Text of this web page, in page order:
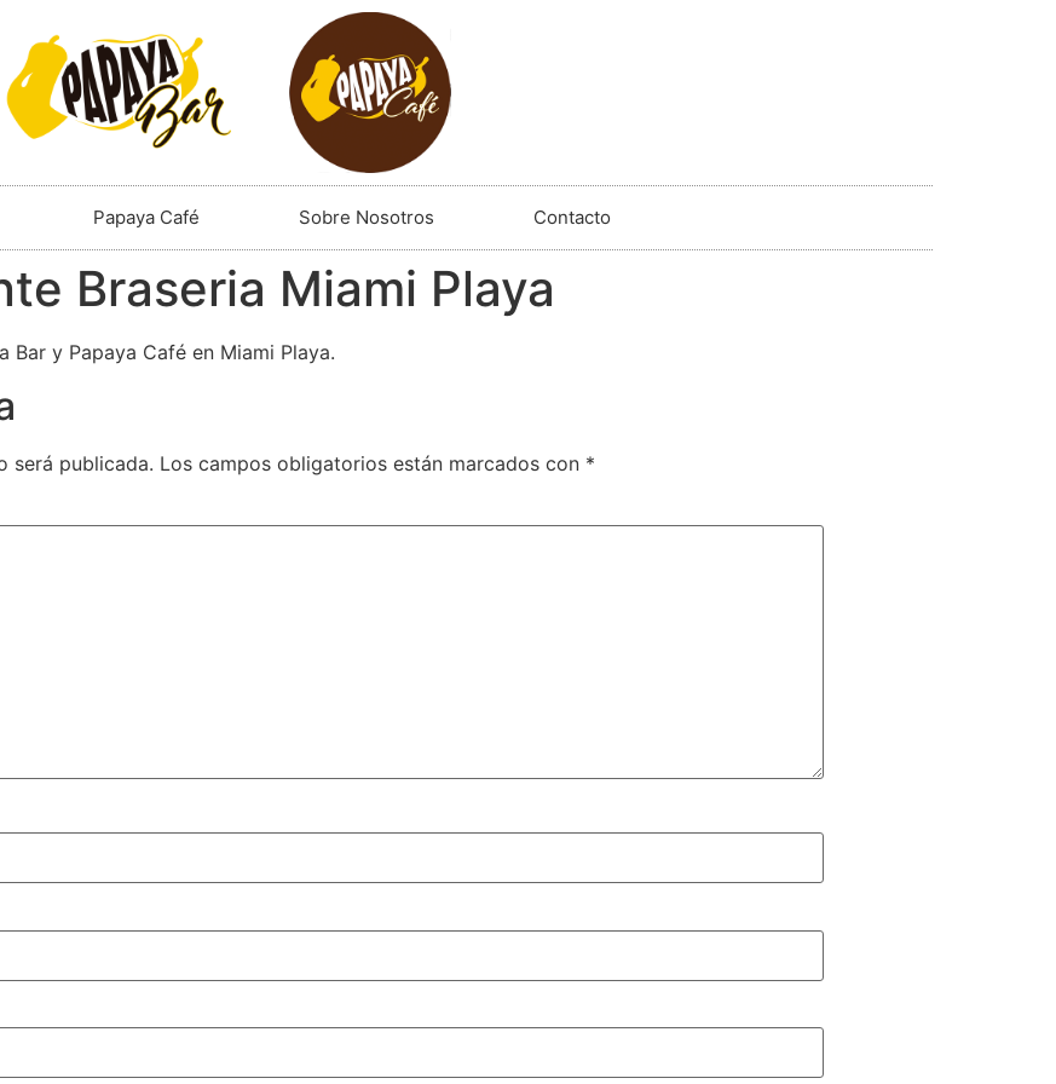
Papaya Café Sobre Nosotros Contacto
Braseria Miami Playa
Bar y Papaya Café en Miami Playa.
será publicada. Los campos obligatorios están marcados con *